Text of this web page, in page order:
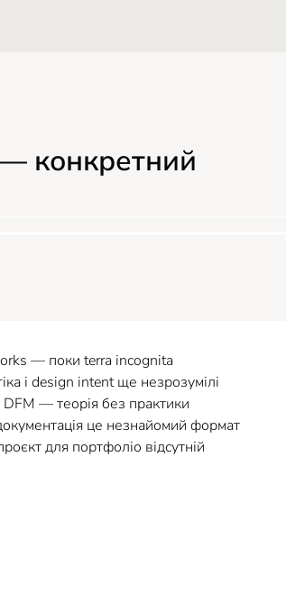
конкретний
— поки terra incognita
і design intent ще незрозумілі
— теорія без практики
це незнайомий формат
для портфоліо відсутній